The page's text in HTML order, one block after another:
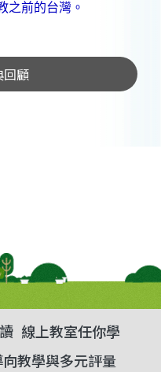
之前的台灣。
回顧
線上教室任你學
教學與多元評量